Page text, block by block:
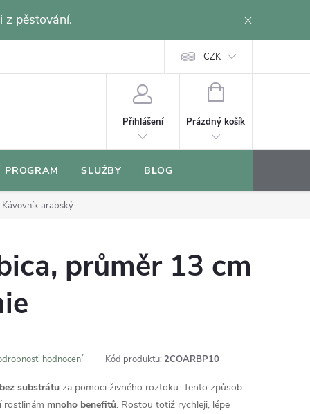
z pěstování.
CZK
Přihlášení
NÁKUPNÍ
Prázdný košík
PROGRAM SLUŽBY BLOG
Kávovník arabský
průměr 13 cm
hodnocení Kód produktu: 2COARBP10
substrátu za pomoci živného roztoku. Tento způsob
rostlinám mnoho benefitů. Rostou totiž rychleji, lépe